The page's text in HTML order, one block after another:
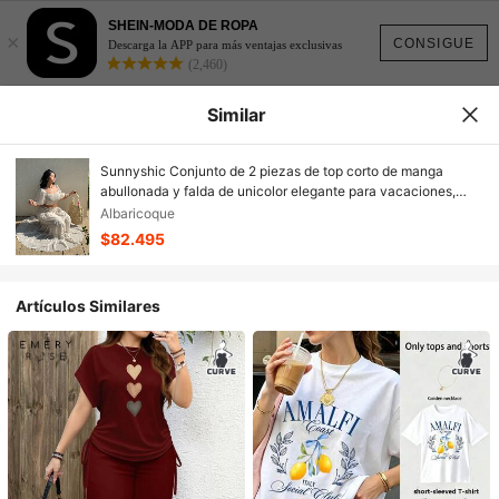
CONSIGUE
×
SHEIN-MODA DE ROPA
Descarga la APP para más ventajas exclusivas
(2,460)
Similar
Sunnyshic Conjunto de 2 piezas de top corto de manga
abullonada y falda de unicolor elegante para vacaciones,
talla grande para mujer
Albaricoque
$82.495
Artículos Similares